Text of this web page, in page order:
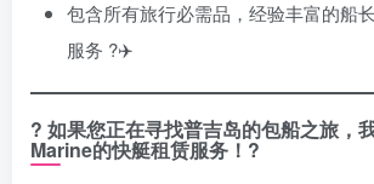
包含所有旅行必需品，经验丰富的船
服务 ?‍✈️
? 如果您正在寻找普吉岛的包船之旅，
Marine的快艇租赁服务！?